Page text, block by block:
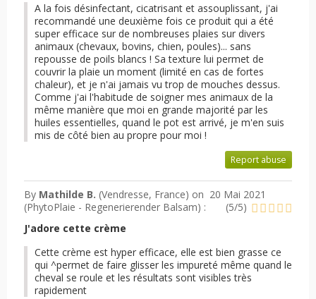
A la fois désinfectant, cicatrisant et assouplissant, j'ai
recommandé une deuxième fois ce produit qui a été
super efficace sur de nombreuses plaies sur divers
animaux (chevaux, bovins, chien, poules)... sans
repousse de poils blancs ! Sa texture lui permet de
couvrir la plaie un moment (limité en cas de fortes
chaleur), et je n'ai jamais vu trop de mouches dessus.
Comme j'ai l'habitude de soigner mes animaux de la
même manière que moi en grande majorité par les
huiles essentielles, quand le pot est arrivé, je m'en suis
mis de côté bien au propre pour moi !
Report abuse
By Mathilde B. (Vendresse, France) on 20 Mai 2021
(PhytoPlaie - Regenerierender Balsam) : (5/5)
J'adore cette crème
Cette crème est hyper efficace, elle est bien grasse ce
qui ^permet de faire glisser les impureté même quand le
cheval se roule et les résultats sont visibles très
rapidement